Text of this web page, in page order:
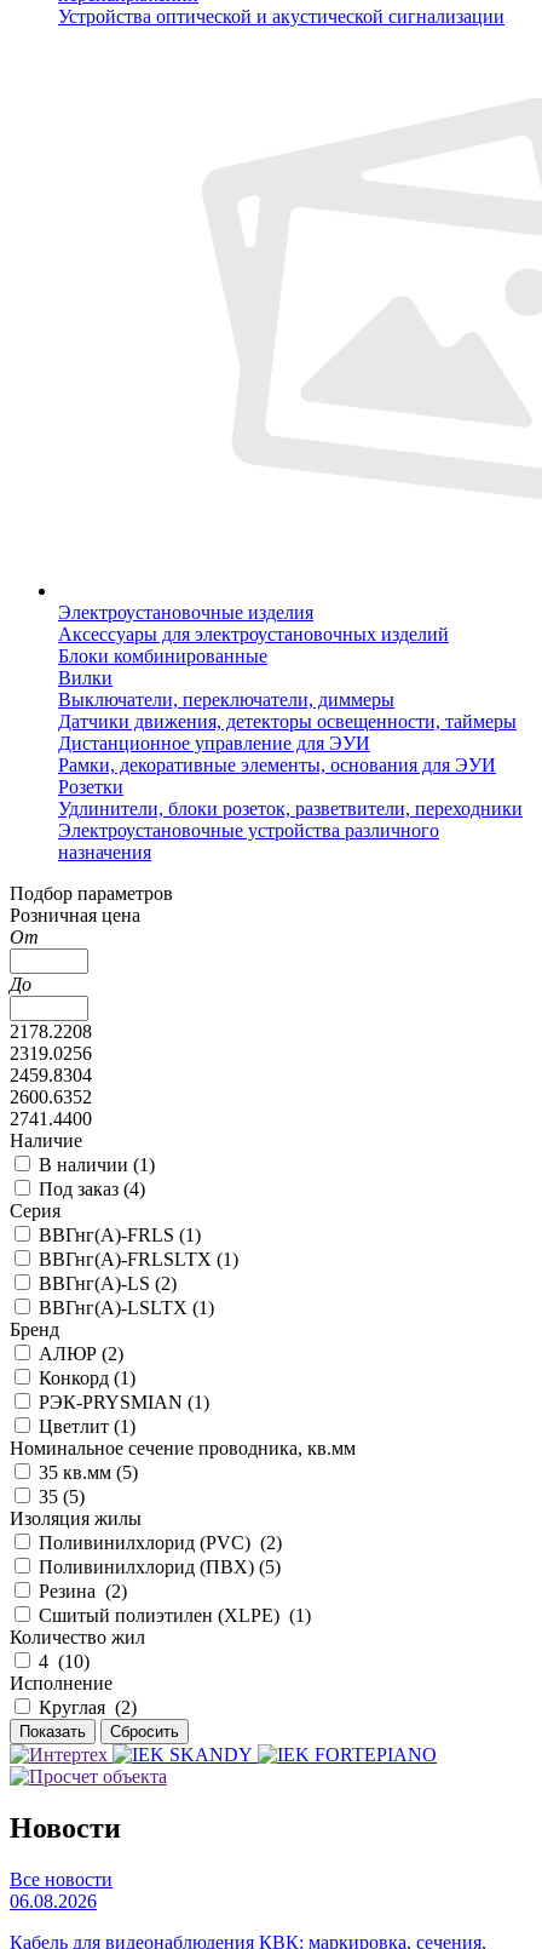
Устройства оптической и акустической сигнализации
Электроустановочные изделия
Аксессуары для электроустановочных изделий
Блоки комбинированные
Вилки
Выключатели, переключатели, диммеры
Датчики движения, детекторы освещенности, таймеры
Дистанционное управление для ЭУИ
Рамки, декоративные элементы, основания для ЭУИ
Розетки
Удлинители, блоки розеток, разветвители, переходники
Электроустановочные устройства различного
назначения
Подбор параметров
Розничная цена
От
До
2178.2208
2319.0256
2459.8304
2600.6352
2741.4400
Наличие
В наличии (1)
Под заказ (4)
Серия
ВВГнг(А)-FRLS (1)
ВВГнг(А)-FRLSLTX (1)
ВВГнг(А)-LS (2)
ВВГнг(А)-LSLTX (1)
Бренд
АЛЮР (2)
Конкорд (1)
РЭК-PRYSMIAN (1)
Цветлит (1)
Номинальное сечение проводника, кв.мм
35 кв.мм (5)
35 (5)
Изоляция жилы
Поливинилхлорид (PVC) (2)
Поливинилхлорид (ПВХ) (5)
Резина (2)
Сшитый полиэтилен (XLPE) (1)
Количество жил
4 (10)
Исполнение
Круглая (2)
Новости
Все новости
06.08.2026
Кабель для видеонаблюдения КВК: маркировка, сечения,